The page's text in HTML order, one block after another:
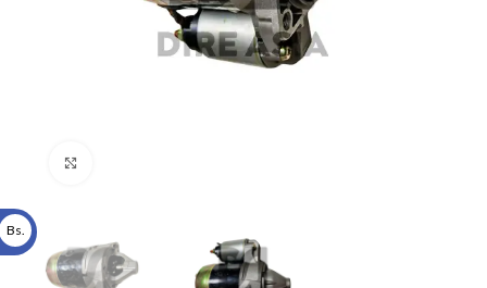
Bs.